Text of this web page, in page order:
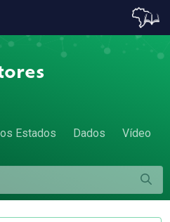
área e área do
Estados Dados Vídeo